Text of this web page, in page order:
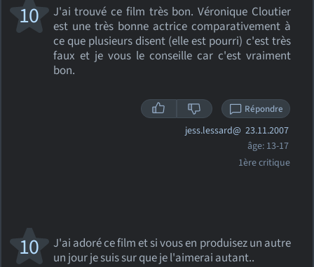
J'ai trouvé ce film très bon. Véronique Cloutier
est une très bonne actrice comparativement à
ce que plusieurs disent (elle est pourri) c'est très
faux et je vous le conseille car c'est vraiment
bon.
10
Répondre
jess.lessard@ 23.11.2007
âge: 13-17
1ère critique
J'ai adoré ce film et si vous en produisez un autre
un jour je suis sur que je l'aimerai autant..
10